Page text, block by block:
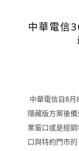
中華電信
中華電信自8月
隱藏版方案後
業窗口或是經
口與特約門市